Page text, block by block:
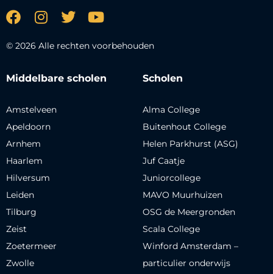
© 2026 Alle rechten voorbehouden
Middelbare scholen
Amstelveen
Apeldoorn
Arnhem
Haarlem
Hilversum
Leiden
Tilburg
Zeist
Zoetermeer
Zwolle
Scholen
Alma College
Buitenhout College
Helen Parkhurst (ASG)
Juf Caatje
Juniorcollege
MAVO Muurhuizen
OSG de Meergronden
Scala College
Winford Amsterdam –
particulier onderwijs